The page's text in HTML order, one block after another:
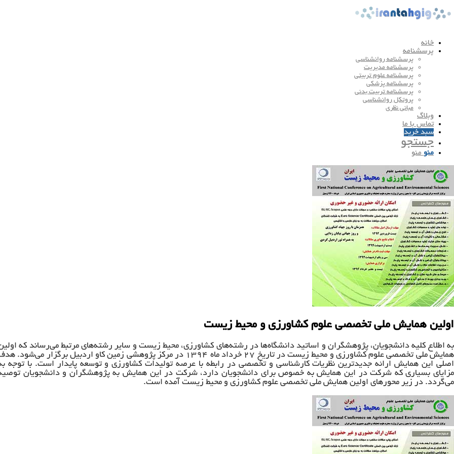
خانه
پرسشنامه
پرسشنامه روانشناسی
پرسشنامه مدیریت
پرسشنامه علوم تربیتی
پرسشنامه پزشکی
پرسشنامه تربیت بدنی
پروتکل روانشناسی
مبانی نظری
وبلاگ
تماس با ما
سبد خرید
جستجو
منو منو
اولین همایش ملی تخصصی علوم کشاورزی و محیط زیست
به اطلاع کلیه دانشجویان، پژوهشگران و اساتید دانشگاه‌ها در رشته‌های کشاورزی، محیط زیست و سایر رشته‌های مرتبط می‌رساند که
همایش ملی تخصصی علوم کشاورزی و محیط زیست در تاریخ ۲۷ خرداد ماه ۱۳۹۴ در مرکز پژوهشی زمین کاو اردبیل برگزار می‌شود.
اصلی این همایش ارائه جدیدترین نظریات کارشناسی و تخصصی در رابطه با عرصه تولیدات کشاورزی و توسعه پایدار است. با توجه
مزایای بسیاری که شرکت در این همایش به خصوص برای دانشجویان دارد، شرکت در این همایش به پژوهشگران و دانشجویان
می‌گردد. در زیر محورهای اولین همایش ملی تخصصی علوم کشاورزی و محیط زیست آمده است.